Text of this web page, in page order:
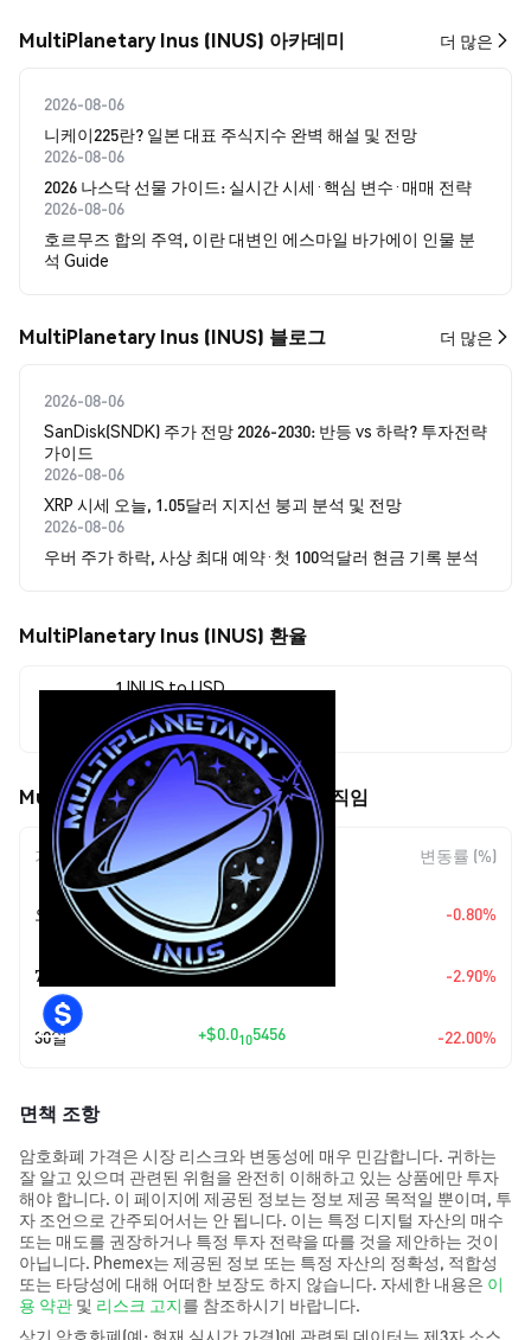
MultiPlanetary Inus (INUS) 아카데미 더 많은
2026-08-06
니케이225란? 일본 대표 주식지수 완벽 해설 및 전망
2026-08-06
2026 나스닥 선물 가이드: 실시간 시세·핵심 변수·매매 전략
2026-08-06
호르무즈 합의 주역, 이란 대변인 에스마일 바가에이 인물 분
석 Guide
MultiPlanetary Inus (INUS) 블로그 더 많은
2026-08-06
SanDisk(SNDK) 주가 전망 2026-2030: 반등 vs 하락? 투자전략
가이드
2026-08-06
XRP 시세 오늘, 1.05달러 지지선 붕괴 분석 및 전망
2026-08-06
우버 주가 하락, 사상 최대 예약·첫 100억달러 현금 기록 분석
MultiPlanetary Inus (INUS) 환율
1 INUS to USD
$0.0<sub>9</sub>1934
MultiPlanetary Inus (INUS) 가격 움직임
기간 변동 폭 변동률 (%)
오늘 $0.0111560 -0.80%
7일 +$0.0 -2.90%
30일 +$0.0105456 -22.00%
면책 조항
암호화폐 가격은 시장 리스크와 변동성에 매우 민감합니다. 귀하는
잘 알고 있으며 관련된 위험을 완전히 이해하고 있는 상품에만 투자
해야 합니다. 이 페이지에 제공된 정보는 정보 제공 목적일 뿐이며, 투
자 조언으로 간주되어서는 안 됩니다. 이는 특정 디지털 자산의 매수
또는 매도를 권장하거나 특정 투자 전략을 따를 것을 제안하는 것이
아닙니다. Phemex는 제공된 정보 또는 특정 자산의 정확성, 적합성
또는 타당성에 대해 어떠한 보장도 하지 않습니다. 자세한 내용은 이
용 약관 및 리스크 고지를 참조하시기 바랍니다.
상기 암호화폐(예: 현재 실시간 가격)에 관련된 데이터는 제3자 소스